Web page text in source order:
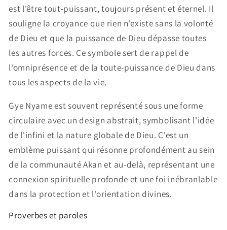
est l'être tout-puissant, toujours présent et éternel. Il
souligne la croyance que rien n'existe sans la volonté
de Dieu et que la puissance de Dieu dépasse toutes
les autres forces. Ce symbole sert de rappel de
l'omniprésence et de la toute-puissance de Dieu dans
tous les aspects de la vie.
Gye Nyame est souvent représenté sous une forme
circulaire avec un design abstrait, symbolisant l'idée
de l'infini et la nature globale de Dieu. C'est un
emblème puissant qui résonne profondément au sein
de la communauté Akan et au-delà, représentant une
connexion spirituelle profonde et une foi inébranlable
dans la protection et l'orientation divines.
Proverbes et paroles